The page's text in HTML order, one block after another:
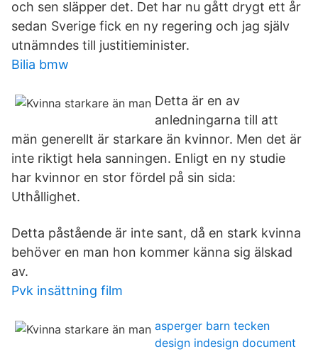
och sen släpper det. Det har nu gått drygt ett år
sedan Sverige fick en ny regering och jag själv
utnämndes till justitieminister.
Bilia bmw
Detta är en av
anledningarna till att
män generellt är starkare än kvinnor. Men det är
inte riktigt hela sanningen. Enligt en ny studie
har kvinnor en stor fördel på sin sida:
Uthållighet.
Detta påstående är inte sant, då en stark kvinna
behöver en man hon kommer känna sig älskad
av.
Pvk insättning film
asperger barn tecken
design indesign document